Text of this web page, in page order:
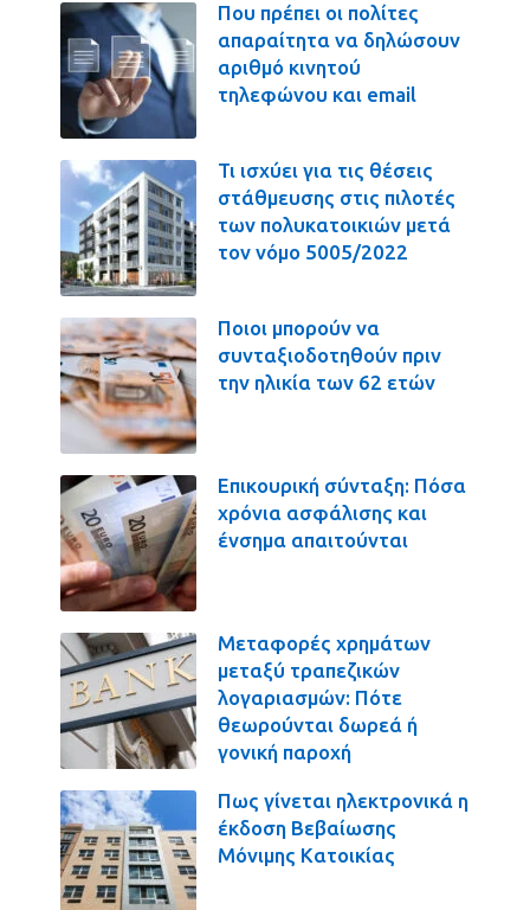
Που πρέπει οι πολίτες
απαραίτητα να δηλώσουν
αριθμό κινητού
τηλεφώνου και email
Τι ισχύει για τις θέσεις
στάθμευσης στις πιλοτές
των πολυκατοικιών μετά
τον νόμο 5005/2022
Ποιοι μπορούν να
συνταξιοδοτηθούν πριν
την ηλικία των 62 ετών
Επικουρική σύνταξη: Πόσα
χρόνια ασφάλισης και
ένσημα απαιτούνται
Μεταφορές χρημάτων
μεταξύ τραπεζικών
λογαριασμών: Πότε
θεωρούνται δωρεά ή
γονική παροχή
Πως γίνεται ηλεκτρονικά η
έκδοση Βεβαίωσης
Μόνιμης Κατοικίας